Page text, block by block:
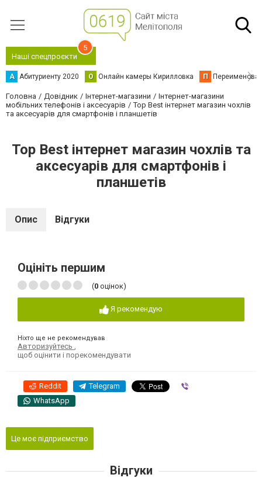
Наші спецпроєкти
5
А Абитуриенту 2020 О Онлайн камеры Кирилловка П
Головна Довідник Інтернет-магазини
Інтернет-магазини
мобільних телефонів і аксесуарів
Top Best інтернет магазин чохлів
та аксесуарів для смартфонів і планшетів
Top Best інтернет магазин чохлів та
аксесуарів для смартфонів і
планшетів
Опис Відгуки
Оцініть першим
(0 оцінок)
Я рекомендую
Ніхто ще не рекомендував
Авторизуйтесь
щоб оцінити і порекомендувати
Reddit Telegram
WhatsApp
Це моє підприємство
Відгуки